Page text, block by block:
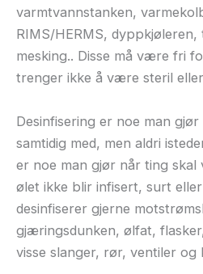
varmtvannstanken,
RIMS/HERMS,
mesking.. Disse må være fri
trenger ikke å være steril
Desinfisering er noe man
samtidig med, men aldri
er noe man gjør når ting
ølet ikke blir infisert, surt
desinfiserer gjerne
gjæringsdunken, ølfat,
visse slanger, rør, ventiler og